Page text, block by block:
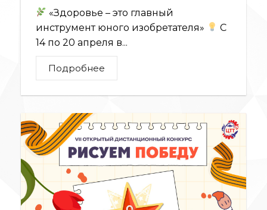
«Здоровье – это главный
инструмент юного изобретателя»
С
14 по 20 апреля в...
Подробнее